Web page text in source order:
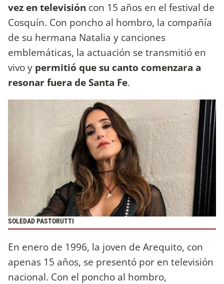
vez en televisión con 15 años en el festival de
Cosquín. Con poncho al hombro, la compañía
de su hermana Natalia y canciones
emblemáticas, la actuación se transmitió en
vivo y permitió que su canto comenzara a
resonar fuera de Santa Fe.
SOLEDAD PASTORUTTI
En enero de 1996, la joven de Arequito, con
apenas 15 años, se presentó por en televisión
nacional. Con el poncho al hombro,